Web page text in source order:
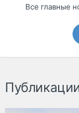
Все главные